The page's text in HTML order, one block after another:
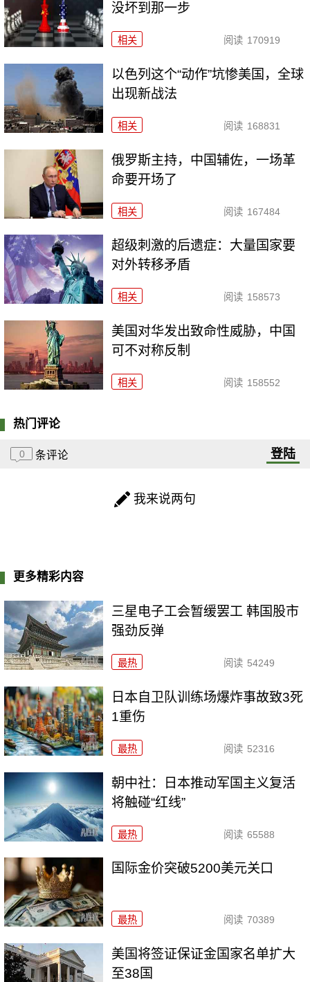
没坏到那一步
相关 阅读 170919
以色列这个“动作”坑惨美国，全球
出现新战法
相关 阅读 168831
俄罗斯主持，中国辅佐，一场革
命要开场了
相关 阅读 167484
超级刺激的后遗症：大量国家要
对外转移矛盾
相关 阅读 158573
美国对华发出致命性威胁，中国
可不对称反制
相关 阅读 158552
热门评论
0 条评论 登陆
我来说两句
更多精彩内容
三星电子工会暂缓罢工 韩国股市
强劲反弹
最热 阅读 54249
日本自卫队训练场爆炸事故致3死
1重伤
最热 阅读 52316
朝中社：日本推动军国主义复活
将触碰“红线”
最热 阅读 65588
国际金价突破5200美元关口
最热 阅读 70389
美国将签证保证金国家名单扩大
至38国